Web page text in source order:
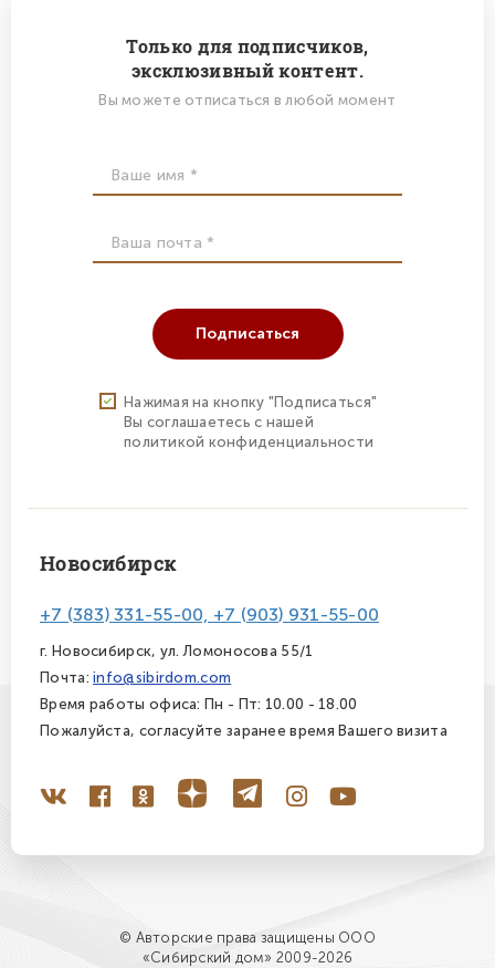
Только для подписчиков,
эксклюзивный контент.
Вы можете отписаться в любой момент
Подписаться
Нажимая на кнопку "Подписаться"
Вы соглашаетесь с нашей
политикой конфиденциальности
Новосибирск
+7 (383) 331-55-00, +7 (903) 931-55-00
г. Новосибирск, ул. Ломоносова 55/1
Почта:info@sibirdom.com
Время работы офиса: Пн - Пт: 10.00 - 18.00
Пожалуйста, согласуйте заранее время Вашего визита
© Авторские права защищены ООО
«Сибирский дом» 2009-2026